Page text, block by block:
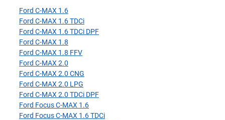
Ford C-MAX 1.6
Ford C-MAX 1.6 TDCi
Ford C-MAX 1.6 TDCi DPF
Ford C-MAX 1.8
Ford C-MAX 1.8 FFV
Ford C-MAX 2.0
Ford C-MAX 2.0 CNG
Ford C-MAX 2.0 LPG
Ford C-MAX 2.0 TDCi DPF
Ford Focus C-MAX 1.6
Ford Focus C-MAX 1.6 TDCi